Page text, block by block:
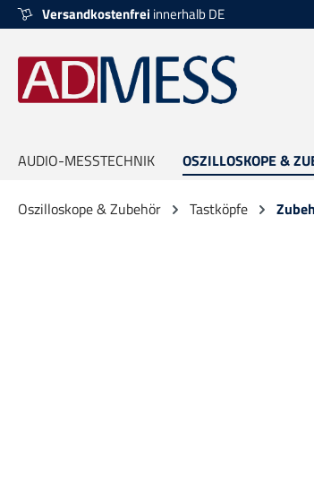
Zur Hauptnavigation springen
Versandkostenfrei innerhalb DE
AUDIO-MESSTECHNIK OSZILLOSKOPE &
Oszilloskope & Zubehör Tastköpfe